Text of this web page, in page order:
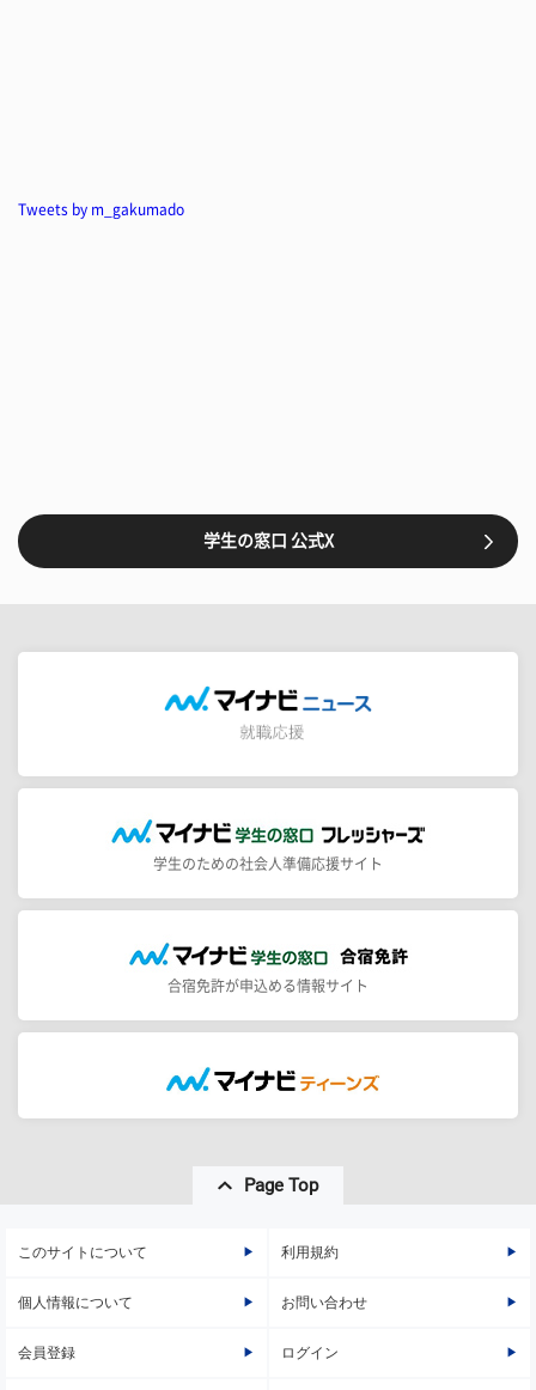
Tweets by m_gakumado
学生の窓口 公式X
学生のための社会人準備応援サイト
合宿免許が申込める情報サイト
Page Top
このサイトについて 利用規約
個人情報について お問い合わせ
会員登録 ログイン